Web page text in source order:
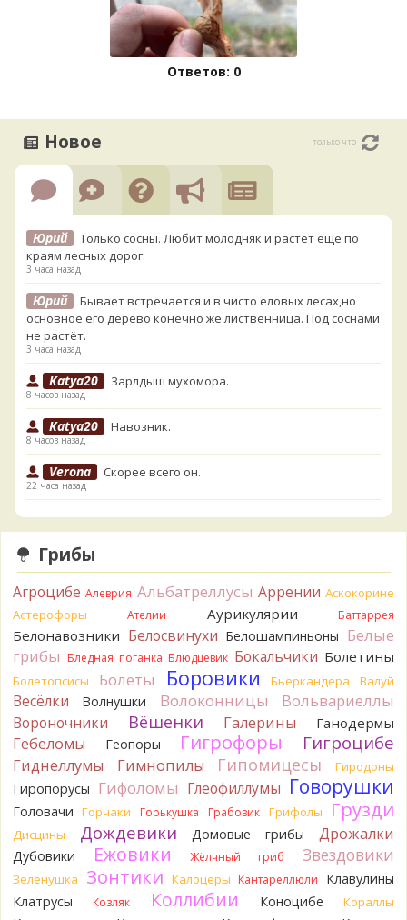
Ответов: 0
Новое только что
Юрий
Только сосны. Любит молодняк и растёт ещё по
краям лесных дорог.
3 часа назад
Юрий
Бывает встречается и в чисто еловых лесах,но
основное его дерево конечно же лиственница. Под соснами
не растёт.
3 часа назад
Katya20 Зарлдыш мухомора.
8 часов назад
Katya20 Навозник.
8 часов назад
Verona Скорее всего он.
22 часа назад
Verona
Что-то из рядовок. Цвета на фото вряд ли
переданы правильно.
22 часа назад
Правильно сделали, что не взяли.
22 часа назад
BorisM Подгруздок чёрный, или близкие виды
23 часа назад
BorisM Сдаётся мне, на земле и в руке - разные грибы.
23 часа назад
Кирилл
Вони не было, но вода и гриб при варке
начали желтеть. Выкинул. Большое спасибо.
1 день назад
Кирилл Спасибо.
1 день назад
Tatiana_A
Да. Но они не все безоговорочно
съедобны.
Tatiana_A
В следующий раз вырвите его целиком и
Грибы
Агроцибе Алеврия Альбатреллусы Аррении Аскокорине
Астерофоры
Ателии Аурикулярии Баттаррея
Белонавозники Белосвинухи Белошампиньоны Белые
грибы Бледная поганка Блюдцевик Бокальчики Болетины
Болетопсисы Болеты Боровики Бьеркандера Валуй
Весёлки Волнушки Волоконницы Вольвариеллы
Вороночники Вёшенки Галерины Ганодермы
Гебеломы Геопоры Гигрофоры Гигроцибе
Гиднеллумы Гимнопилы Гипомицесы Гиродоны
Гиропорусы Гифоломы Глеофиллумы Говорушки
Головачи Горчаки Горькушка Грабовик Грифолы Грузди
Дисцины Дождевики Домовые грибы Дрожалки
Дубовики Ежовики Жёлчный гриб Звездовики
Зеленушка Зонтики Калоцеры Кантареллюли
Клавулины
Клатрусы
Козляк Коллибии Коноцибе Кораллы